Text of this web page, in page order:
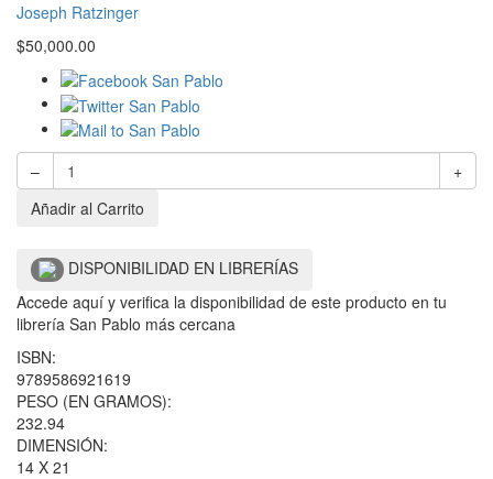
Joseph Ratzinger
$50,000.00
–
+
Añadir al Carrito
DISPONIBILIDAD EN LIBRERÍAS
Accede aquí y verifica la disponibilidad de este producto en tu
librería San Pablo más cercana
ISBN:
9789586921619
PESO (EN GRAMOS):
232.94
DIMENSIÓN:
14 X 21